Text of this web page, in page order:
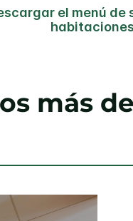
el menú de
habitaciones
más